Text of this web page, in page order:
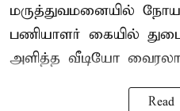
மருத்துவமனையில்
பணியாளர் கையில்
அளித்த வீடியோ
Read